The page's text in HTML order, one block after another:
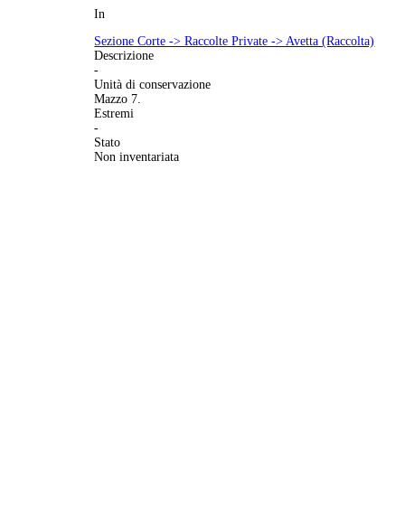
In
Sezione Corte -> Raccolte Private -> Avetta (Raccolta)
Descrizione
-
Unità di conservazione
Mazzo 7.
Estremi
-
Stato
Non inventariata